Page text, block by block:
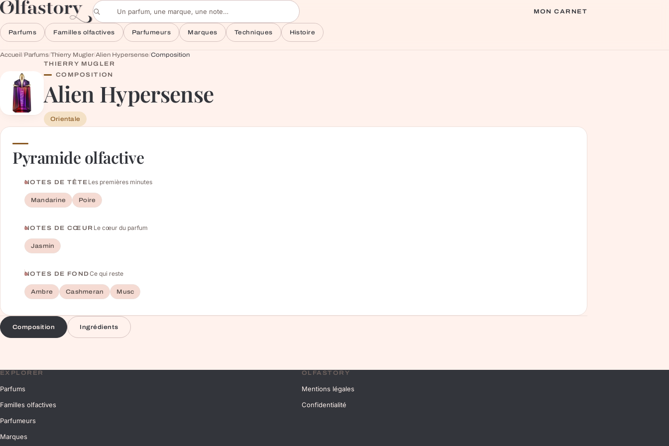
Aller au contenu
Rechercher un parfum
MON CARNET
Parfums Familles olfactives Parfumeurs Marques Techniques Histoire
Accueil/Parfums/Thierry Mugler/Alien Hypersense/Composition
THIERRY MUGLER
COMPOSITION
Alien Hypersense
Orientale
Pyramide olfactive
NOTES DE TÊTE Les premières minutes
Mandarine Poire
NOTES DE CŒUR Le cœur du parfum
Jasmin
NOTES DE FONDCe qui reste
Ambre Cashmeran Musc
Composition Ingrédients
EXPLORER
Parfums
Familles olfactives
Parfumeurs
Marques
OLFASTORY
Mentions légales
Confidentialité